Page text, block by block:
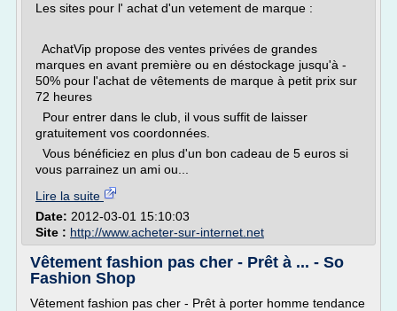
Les sites pour l' achat d'un vetement de marque :
AchatVip propose des ventes privées de grandes
marques en avant première ou en déstockage jusqu'à -
50% pour l'achat de vêtements de marque à petit prix sur
72 heures
Pour entrer dans le club, il vous suffit de laisser
gratuitement vos coordonnées.
Vous bénéficiez en plus d'un bon cadeau de 5 euros si
vous parrainez un ami ou...
Lire la suite
Date: 2012-03-01 15:10:03
Site : http://www.acheter-sur-internet.net
Vêtement fashion pas cher - Prêt à ... - So
Fashion Shop
Vêtement fashion pas cher - Prêt à porter homme tendance